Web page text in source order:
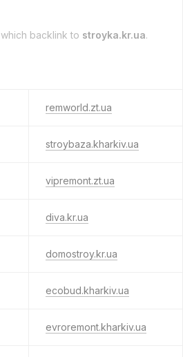
which backlink to stroyka.kr.ua.
remworld.zt.ua
stroybaza.kharkiv.ua
vipremont.zt.ua
diva.kr.ua
domostroy.kr.ua
ecobud.kharkiv.ua
evroremont.kharkiv.ua